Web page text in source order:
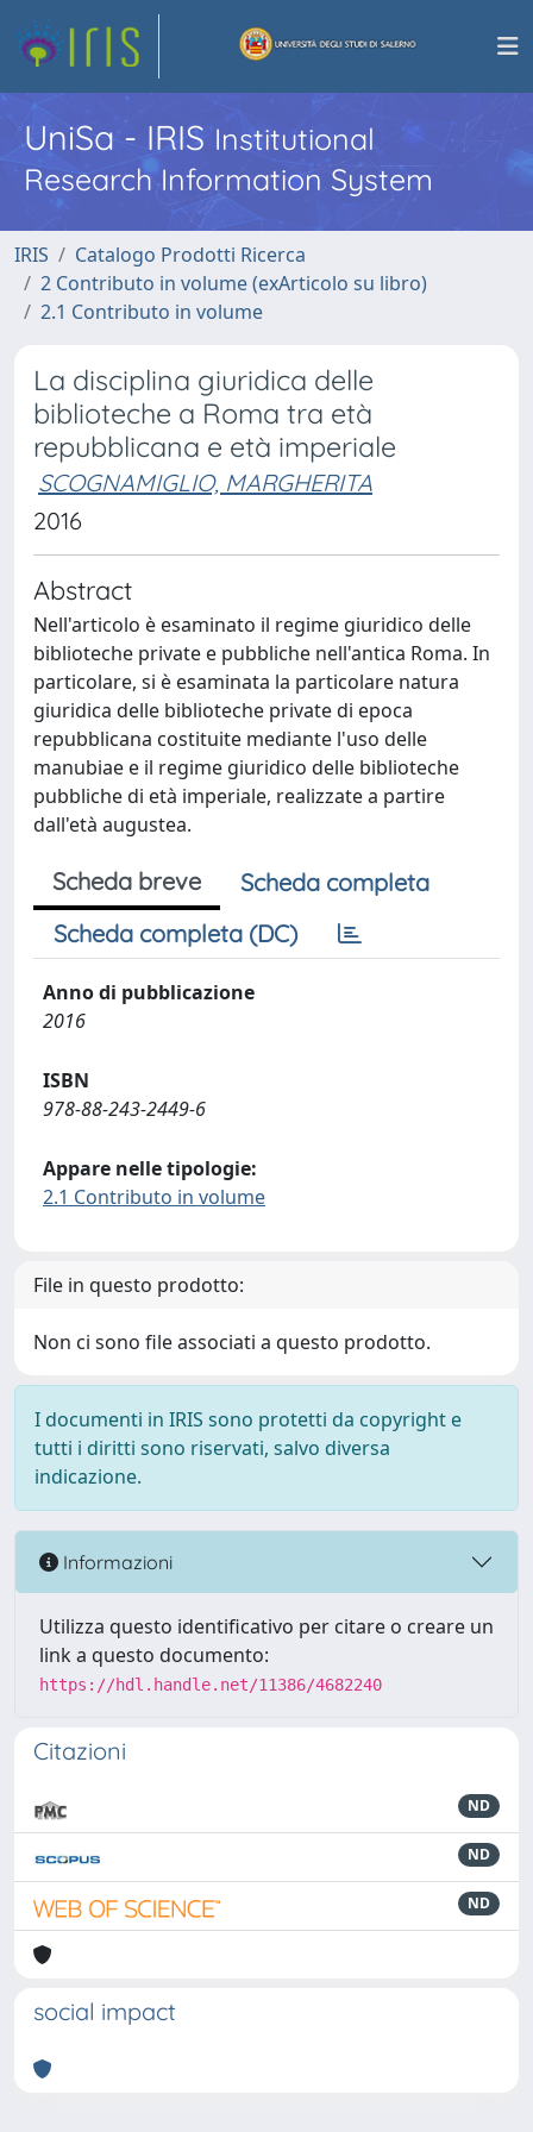
UniSa - IRISInstitutional
Research Information System
IRIS
Catalogo Prodotti Ricerca
2 Contributo in volume (exArticolo su libro)
2.1 Contributo in volume
La disciplina giuridica delle
biblioteche a Roma tra età
repubblicana e età imperiale
SCOGNAMIGLIO, MARGHERITA
2016
Abstract
Nell'articolo è esaminato il regime giuridico delle
biblioteche private e pubbliche nell'antica Roma. In
particolare, si è esaminata la particolare natura
giuridica delle biblioteche private di epoca
repubblicana costituite mediante l'uso delle
manubiae e il regime giuridico delle biblioteche
pubbliche di età imperiale, realizzate a partire
dall'età augustea.
Scheda breve
Scheda completa
Scheda completa (DC)
Anno di pubblicazione
2016
ISBN
978-88-243-2449-6
Appare nelle tipologie:
2.1 Contributo in volume
File in questo prodotto:
Non ci sono file associati a questo prodotto.
I documenti in IRIS sono protetti da copyright e
tutti i diritti sono riservati, salvo diversa
indicazione.
Informazioni
Utilizza questo identificativo per citare o creare un
link a questo documento:
https://hdl.handle.net/11386/4682240
Citazioni
ND
ND
ND
social impact